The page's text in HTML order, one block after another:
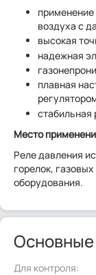
применение
воздуха с
высокая
надежная
плавная
стабильная
Место
Реле давления
горелок,
оборудования.
Основные
Для контроля: